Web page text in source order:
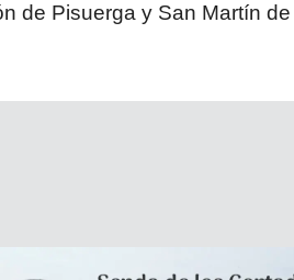
de Pisuerga y San Martín